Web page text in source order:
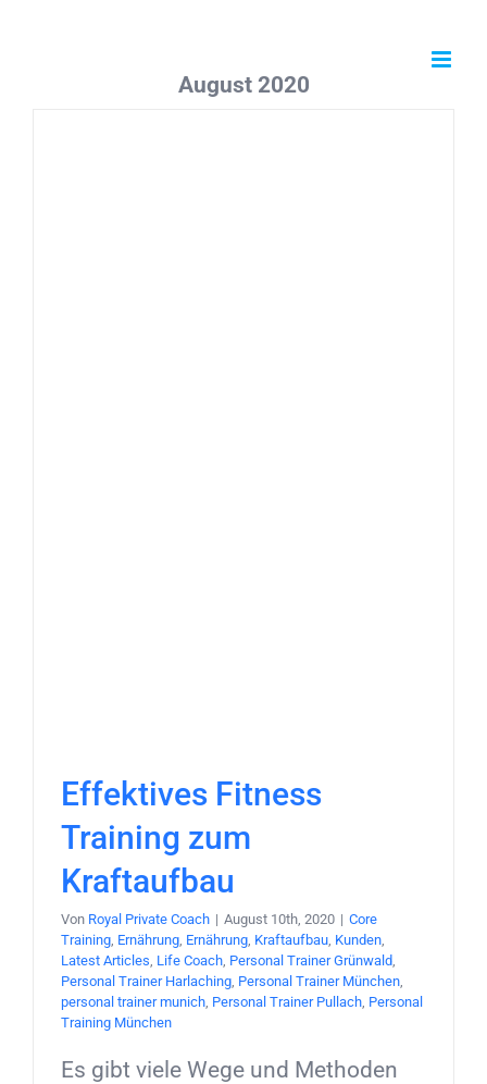
August 2020
Effektives Fitness
Training zum
Kraftaufbau
Von Royal Private Coach | August 10th, 2020 | Core
Training Ernährung Ernährung Kraftaufbau Kunden
Latest Articles Life Coach Personal Trainer Grünwald
Personal Trainer Harlaching Personal Trainer München
personal trainer munich Personal Trainer Pullach Personal
Training München
Es gibt viele Wege und Methoden